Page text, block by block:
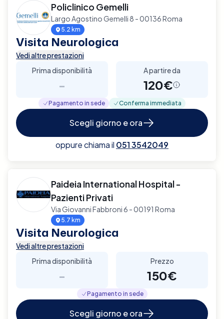
Policlinico Gemelli
Largo Agostino Gemelli 8 - 00136 Roma
5.2 km
Visita Neurologica
Vedi altre prestazioni
Prima disponibilità
-
A partire da
120€
Pagamento in sede Conferma immediata
Scegli giorno e ora
oppure chiama il 051 3542049
Paideia International Hospital -
Pazienti Privati
Via Giovanni Fabbroni 6 - 00191 Roma
5.7 km
Visita Neurologica
Vedi altre prestazioni
Prima disponibilità
-
Prezzo
150€
Pagamento in sede
Scegli giorno e ora